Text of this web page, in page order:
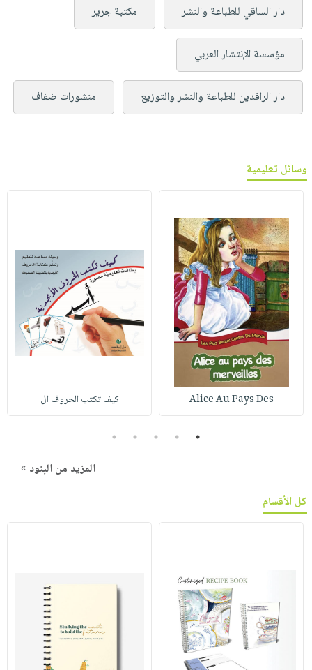
دار الساقي للطباعة والنشر مكتبة جرير
مؤسسة الإنتشار العربي
دار الرافدين للطباعة والنشر والتوزيع منشورات ضفاف
وسائل تعليمية
Alice Au Pays Des كيف تكتب الحروف ال
1
2
3
4
5
المزيد من البنود »
كل الأقسام